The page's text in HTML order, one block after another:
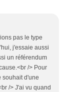
pas le type
j'essaie aussi
un référendum
/> Pour
souhait d'une
/> J'ai vu quand